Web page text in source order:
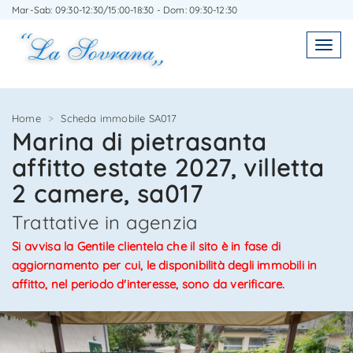
Mar-Sab: 09:30-12:30/15:00-18:30 - Dom: 09:30-12:30
Toggle
Home Scheda immobile SA017
Marina di pietrasanta
affitto estate 2027, villetta
2 camere, sa017
Trattative in agenzia
Si avvisa la Gentile clientela che il sito è in fase di
aggiornamento per cui, le disponibilità degli immobili in
affitto, nel periodo d'interesse, sono da verificare.
3/13
4/13
5/13
6/13
7/13
8/13
9/13
10/13
11/13
12/13
13/13
SCRIVICI SENZA IMPEGNO
Agenzia Immobiliare La Sovrana
0584 22988
SEGNALA L'IMMOBILE AD UN AMICO
Agenzia Immobiliare La Sovrana
058422988